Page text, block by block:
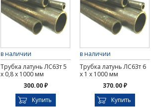
в наличии
Трубка латунь ЛС63т 5
х 0,8 х 1000 мм
300.00 ₽
Купить
в наличии
Трубка латунь ЛС63т 6
х 1 х 1000 мм
370.00 ₽
Купить